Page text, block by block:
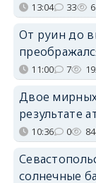
13:04 33
От руин до
11:00 7
Двое
результате
10:36 0
солнечные